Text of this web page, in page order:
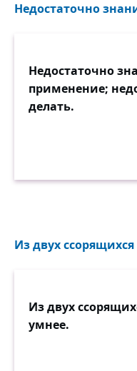
Недостаточно
Недостаточно
применение;
делать.
Из двух
Из двух
умнее.